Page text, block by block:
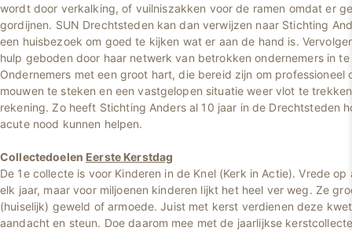
wordt door verkalking, of vuilniszakken voor de ramen omdat er
gordijnen. SUN Drechtsteden kan dan verwijzen naar Stichting
een huisbezoek om goed te kijken wat er aan de hand is.
hulp geboden door haar netwerk van betrokken ondernemers in
Ondernemers met een groot hart, die bereid zijn om professioneel
mouwen te steken en een vastgelopen situatie weer vlot te
rekening. Zo heeft Stichting Anders al 10 jaar in de Drechtsteden
acute nood kunnen helpen.
Collectedoelen Eerste Kerstdag
De 1e collecte is voor Kinderen in de Knel (Kerk in Actie). Vrede
elk jaar, maar voor miljoenen kinderen lijkt het heel ver weg. Ze
(huiselijk) geweld of armoede. Juist met kerst verdienen deze
aandacht en steun. Doe daarom mee met de jaarlijkse